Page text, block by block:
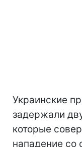
Украинские
задержали
которые
нападение со